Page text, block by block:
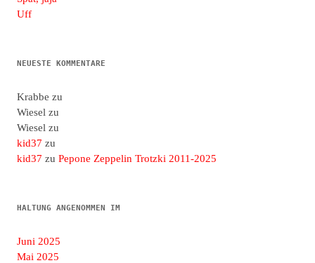
Uff
NEUESTE KOMMENTARE
Krabbe zu
Wiesel zu
Wiesel zu
kid37 zu
kid37 zu Pepone Zeppelin Trotzki 2011-2025
HALTUNG ANGENOMMEN IM
Juni 2025
Mai 2025